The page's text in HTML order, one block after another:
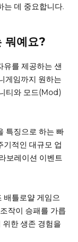
는 데 중요합니다.
뭐예요?
유를 제공하는 샌
게임까지 원하는
티와 모드(Mod)
특징으로 하는 빠
기적인 대규모 업
보레이션 이벤트
배틀로얄 게임으
작이 승패를 가릅
위한 생존 경험을